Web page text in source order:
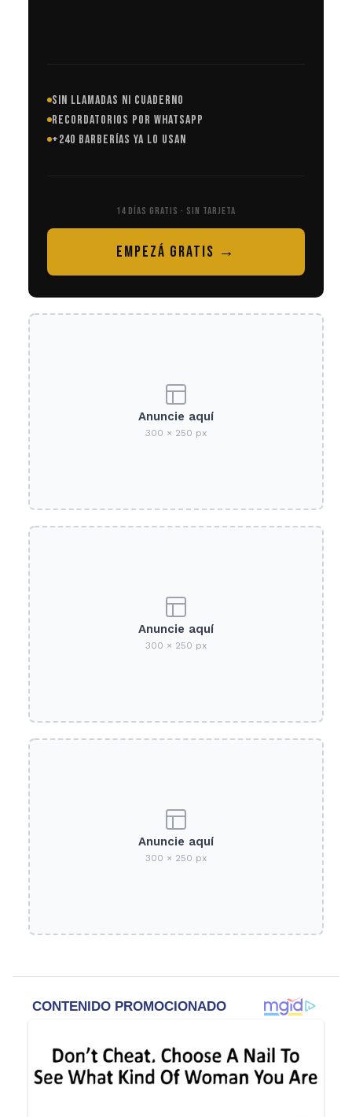
SIN LLAMADAS NI CUADERNO
RECORDATORIOS POR WHATSAPP
+240 BARBERÍAS YA LO USAN
14 DÍAS GRATIS · SIN TARJETA
EMPEZÁ GRATIS →
Anuncie aquí
300 × 250 px
Anuncie aquí
300 × 250 px
Anuncie aquí
300 × 250 px